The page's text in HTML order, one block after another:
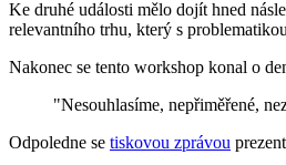
Ke druhé události mělo dojít hned
relevantního trhu, který s
Nakonec se tento workshop konal o
"Nesouhlasíme, nepřiměřené,
Odpoledne se tiskovou zprávou